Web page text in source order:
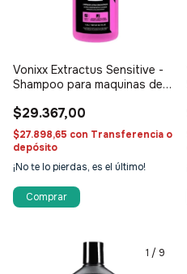
Vonixx Extractus Sensitive -
Shampoo para maquinas de
$29.367,00
$27.898,65 con Transferencia o
depósito
¡No te lo pierdas, es el último!
Comprar
1 / 9